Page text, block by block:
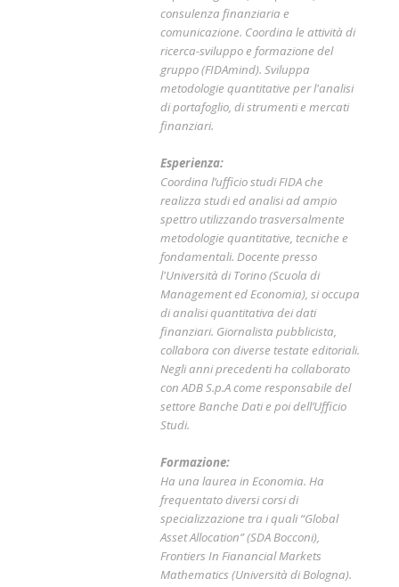
consulenza finanziaria e
comunicazione. Coordina le attività di
ricerca-sviluppo e formazione del
gruppo (FIDAmind). Sviluppa
metodologie quantitative per l'analisi
di portafoglio, di strumenti e mercati
finanziari.
Esperienza:
Coordina l’ufficio studi FIDA che
realizza studi ed analisi ad ampio
spettro utilizzando trasversalmente
metodologie quantitative, tecniche e
fondamentali. Docente presso
l'Università di Torino (Scuola di
Management ed Economia), si occupa
di analisi quantitativa dei dati
finanziari. Giornalista pubblicista,
collabora con diverse testate editoriali.
Negli anni precedenti ha collaborato
con ADB S.p.A come responsabile del
settore Banche Dati e poi dell’Ufficio
Studi.
Formazione:
Ha una laurea in Economia. Ha
frequentato diversi corsi di
specializzazione tra i quali “Global
Asset Allocation” (SDA Bocconi),
Frontiers In Fianancial Markets
Mathematics (Università di Bologna).